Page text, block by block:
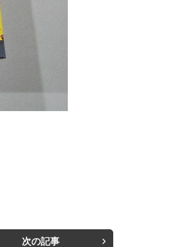
次の記事